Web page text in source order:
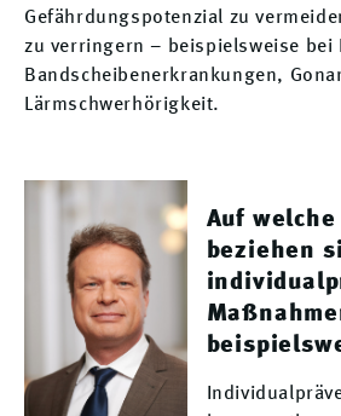
Gefährdungspotenzial zu
zu verringern – beispielsweise bei
Bandscheibenerkrankungen,
Lärmschwerhörigkeit.
Auf
beziehen